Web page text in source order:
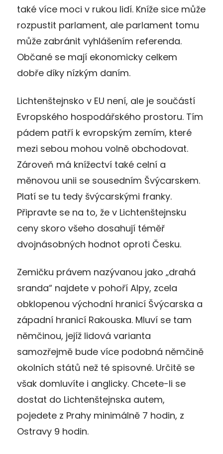
také více moci v rukou lidí. Kníže sice může
rozpustit parlament, ale parlament tomu
může zabránit vyhlášením referenda.
Občané se mají ekonomicky celkem
dobře díky nízkým daním.
Lichtenštejnsko v EU není, ale je součástí
Evropského hospodářského prostoru. Tím
pádem patří k evropským zemím, které
mezi sebou mohou volně obchodovat.
Zároveň má knížectví také celní a
měnovou unii se sousedním Švýcarskem.
Platí se tu tedy švýcarskými franky.
Připravte se na to, že v Lichtenštejnsku
ceny skoro všeho dosahují téměř
dvojnásobných hodnot oproti Česku.
Zemičku právem nazývanou jako „drahá
sranda“ najdete v pohoří Alpy, zcela
obklopenou východní hranicí Švýcarska a
západní hranicí Rakouska. Mluví se tam
němčinou, jejíž lidová varianta
samozřejmě bude více podobná němčině
okolních států než té spisovné. Určitě se
však domluvíte i anglicky. Chcete-li se
dostat do Lichtenštejnska autem,
pojedete z Prahy minimálně 7 hodin, z
Ostravy 9 hodin.